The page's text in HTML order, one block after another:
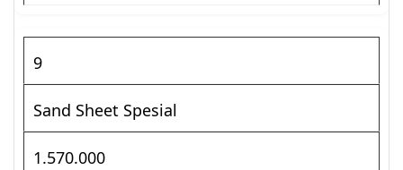
9
Sand Sheet Spesial
1.570.000